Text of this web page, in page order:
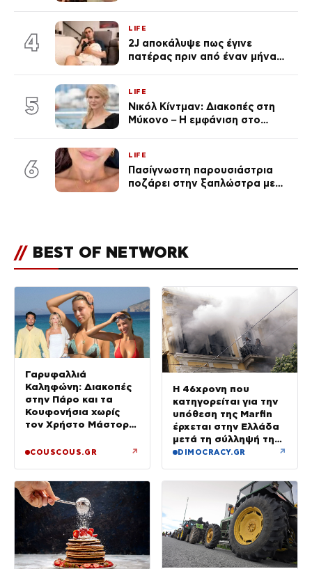
4
LIFE
2J αποκάλυψε πως έγινε
πατέρας πριν από έναν μήνα
5
LIFE
Νικόλ Κίντμαν: Διακοπές στη
Μύκονο – Η εμφάνιση στο
6
LIFE
Πασίγνωστη παρουσιάστρια
ποζάρει στην ξαπλώστρα με
// BEST OF NETWORK
Γαρυφαλλιά
Καληφώνη: Διακοπές
στην Πάρο και τα
Κουφονήσια χωρίς
τον Χρήστο Μάστορα
COUSCOUS.GR ↗
Η 46χρονη που
κατηγορείται για την
υπόθεση της Marfin
έρχεται στην Ελλάδα
μετά τη σύλληψή της
στο Λονδίνο
DIMOCRACY.GR ↗